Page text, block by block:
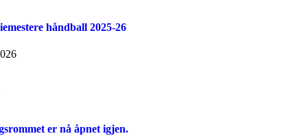
håndball 2025-26
er nå åpnet igjen.